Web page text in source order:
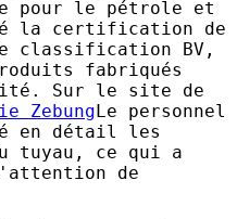
pour le pétrole et
la certification de
classification BV,
fabriqués
Sur le site de
ZebungLe personnel
en détail les
tuyau, ce qui a
de